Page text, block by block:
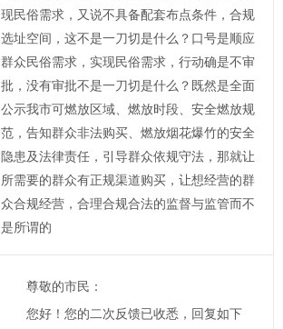
现民俗需求，又说不具备配套布点条件，合规
选址空间，这不是一刀切是什么？口号是顺应
群众民俗需求，实现民俗需求，行动确是不审
批，没有审批不是一刀切是什么？既然是全面
公示我市可燃放区域、燃放时段、安全燃放规
范，告知群众非法购买、燃放烟花爆竹的安全
隐患及法律责任，引导群众依规守法，那就让
所需要的群众有正规渠道购买，让想经营的群
众合规经营，合理合规合法的监督与监管而不
是所谓的
尊敬的市民：
您好！您的二次反馈已收悉，回复如下